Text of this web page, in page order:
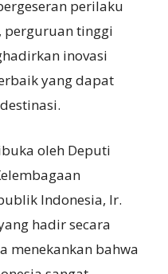
perilaku
perguruan tinggi
inovasi
yang dapat
oleh Deputi
Indonesia, Ir.
hadir secara
menekankan bahwa